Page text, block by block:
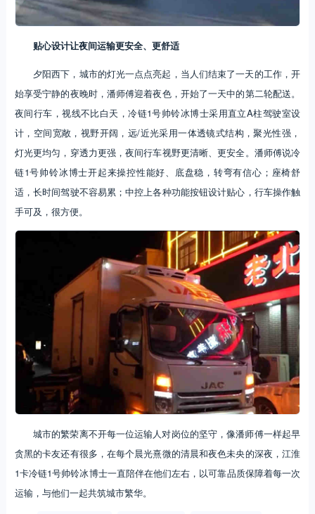
贴心设计让夜间运输更安全、更舒适
夕阳西下，城市的灯光一点点亮起，当人们结束了一天的工作，开
始享受宁静的夜晚时，潘师傅迎着夜色，开始了一天中的第二轮配送。
夜间行车，视线不比白天，冷链1号帅铃冰博士采用直立A柱驾驶室设
计，空间宽敞，视野开阔，远/近光采用一体透镜式结构，聚光性强，
灯光更均匀，穿透力更强，夜间行车视野更清晰、更安全。潘师傅说冷
链1号帅铃冰博士开起来操控性能好、底盘稳，转弯有信心；座椅舒
适，长时间驾驶不容易累；中控上各种功能按钮设计贴心，行车操作触
手可及，很方便。
城市的繁荣离不开每一位运输人对岗位的坚守，像潘师傅一样起早
贪黑的卡友还有很多，在每个晨光熹微的清晨和夜色未央的深夜，江淮
1卡冷链1号帅铃冰博士一直陪伴在他们左右，以可靠品质保障着每一次
运输，与他们一起共筑城市繁华。